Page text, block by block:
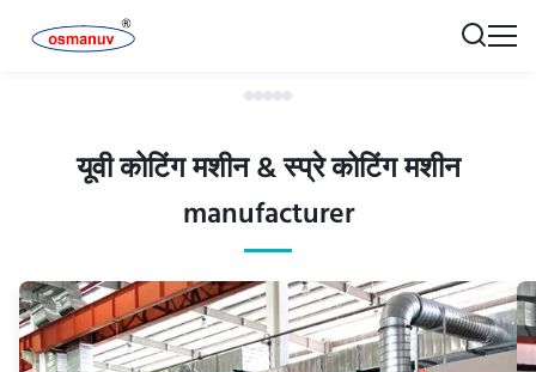
यूवी कोटिंग मशीन & स्प्रे कोटिंग मशीन
manufacturer